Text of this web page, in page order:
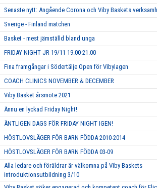
Senaste nytt: Angående Corona och Viby Baskets
Sverige - Finland matchen
Basket - mest jämställd bland unga
FRIDAY NIGHT JR 19/11 19.00-21.00
Fina framgångar i Södertälje Open för Vibylagen
COACH CLINICS NOVEMBER & DECEMBER
Viby Basket årsmöte 2021
Ännu en lyckad Friday Night!
ÄNTLIGEN DAGS FÖR FRIDAY NIGHT IGEN!
HÖSTLOVSLÄGER FÖR BARN FÖDDA 2010-2014
HÖSTLOVSLÄGER FÖR BARN FÖDDA 03-09
Alla ledare och föräldrar är välkomna på Viby Baskets
introduktionsutbildning 3/10